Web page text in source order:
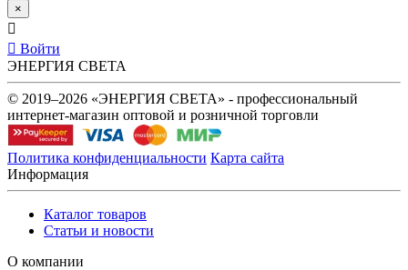
×
Войти
ЭНЕРГИЯ СВЕТА
© 2019–2026 «ЭНЕРГИЯ СВЕТА» - профессиональный
интернет-магазин оптовой и розничной торговли
Политика конфиденциальности Карта сайта
Информация
Каталог товаров
Статьи и новости
О компании